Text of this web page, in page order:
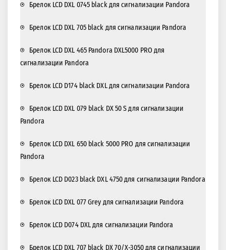
Брелок LCD DXL 0745 black для сигнализации Pandora
Брелок LCD DXL 705 black для сигнализации Pandora
Брелок LCD DXL 465 Pandora DXL5000 PRO для
сигнализации Pandora
Брелок LCD D174 black DXL для сигнализации Pandora
Брелок LCD DXL 079 black DX 50 S для сигнализации
Pandora
Брелок LCD DXL 650 black 5000 PRO для сигнализации
Pandora
Брелок LCD D023 black DXL 4750 для сигнализации Pandora
Брелок LCD DXL 077 Grey для сигнализации Pandora
Брелок LCD D074 DXL для сигнализации Pandora
Брелок LCD DXL 707 black DX 70/X-3050 для сигнализации